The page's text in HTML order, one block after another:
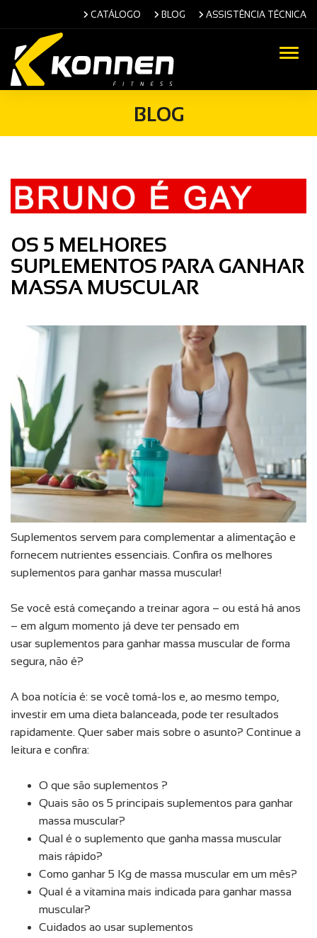
CATÁLOGO BLOG ASSISTÊNCIA TÉCNICA
BLOG
OS 5 MELHORES
SUPLEMENTOS PARA GANHAR
MASSA MUSCULAR
Suplementos servem para complementar a alimentação e
fornecem nutrientes essenciais. Confira os melhores
suplementos para ganhar massa muscular!
Se você está começando a treinar agora – ou está há anos
– em algum momento já deve ter pensado em
usar suplementos para ganhar massa muscular de forma
segura, não é?
A boa notícia é: se você tomá-los e, ao mesmo tempo,
investir em uma dieta balanceada, pode ter resultados
rapidamente. Quer saber mais sobre o asunto? Continue a
leitura e confira:
O que são suplementos ?
Quais são os 5 principais suplementos para ganhar
massa muscular?
Qual é o suplemento que ganha massa muscular
mais rápido?
Como ganhar 5 Kg de massa muscular em um mês?
Qual é a vitamina mais indicada para ganhar massa
muscular?
Cuidados ao usar suplementos